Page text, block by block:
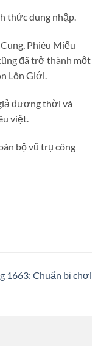
thức dung nhập.
Phiêu Miểu
đã trở thành một
Lôn Giới.
đương thời và
việt.
bộ vũ trụ công
1663: Chuẩn bị chơi